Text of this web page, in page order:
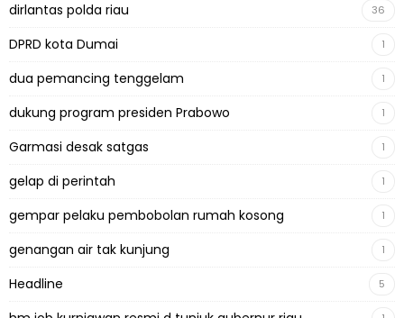
dirlantas polda riau 36
DPRD kota Dumai 1
dua pemancing tenggelam 1
dukung program presiden Prabowo 1
Garmasi desak satgas 1
gelap di perintah 1
gempar pelaku pembobolan rumah kosong 1
genangan air tak kunjung 1
Headline 5